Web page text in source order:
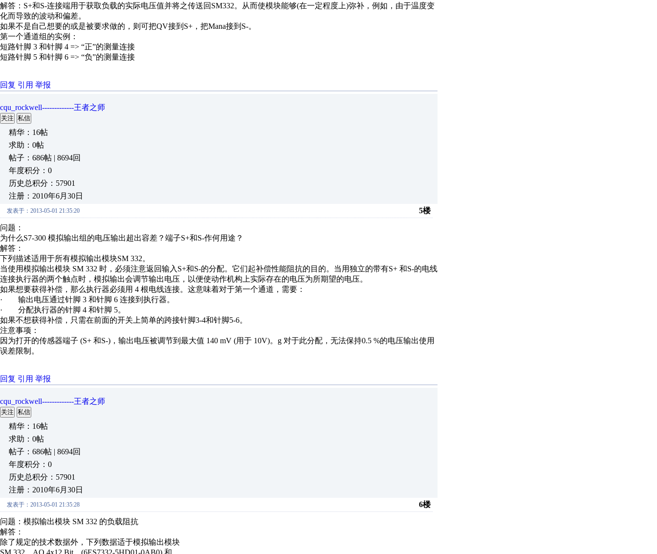
解答：S+和S-连接端用于获取负载的实际电压值并将之传送回SM332。从而使模块能够(在一定程度上)弥补，例如，由于温度变
化而导致的波动和偏差。
如果不是自己想要的或是被要求做的，则可把QV接到S+，把Mana接到S-。
第一个通道组的实例：
短路针脚 3 和针脚 4 => “正”的测量连接
短路针脚 5 和针脚 6 => “负”的测量连接
回复 引用 举报
cqu_rockwell-------------王者之师
关注 私信
精华：16帖
求助：0帖
帖子：686帖 | 8694回
年度积分：0
历史总积分：57901
注册：2010年6月30日
发表于：2013-05-01 21:35:20 5楼
问题：
为什么S7-300 模拟输出组的电压输出超出容差？端子S+和S-作何用途？
解答：
下列描述适用于所有模拟输出模块SM 332。
当使用模拟输出模块 SM 332 时，必须注意返回输入S+和S-的分配。它们起补偿性能阻抗的目的。当用独立的带有S+ 和S-的电线
连接执行器的两个触点时，模拟输出会调节输出电压，以便使动作机构上实际存在的电压为所期望的电压。
如果想要获得补偿，那么执行器必须用 4 根电线连接。这意味着对于第一个通道，需要：
· 输出电压通过针脚 3 和针脚 6 连接到执行器。
· 分配执行器的针脚 4 和针脚 5。
如果不想获得补偿，只需在前面的开关上简单的跨接针脚3-4和针脚5-6。
注意事项：
因为打开的传感器端子 (S+ 和S-)，输出电压被调节到最大值 140 mV (用于 10V)。g 对于此分配，无法保持0.5 %的电压输出使用
误差限制。
回复 引用 举报
cqu_rockwell-------------王者之师
关注 私信
精华：16帖
求助：0帖
帖子：686帖 | 8694回
年度积分：0
历史总积分：57901
注册：2010年6月30日
发表于：2013-05-01 21:35:28 6楼
问题：模拟输出模块 SM 332 的负载阻抗
解答：
除了规定的技术数据外，下列数据适于模拟输出模块
SM 332，AO 4x12 Bit，(6ES7332-5HD01-0AB0) 和